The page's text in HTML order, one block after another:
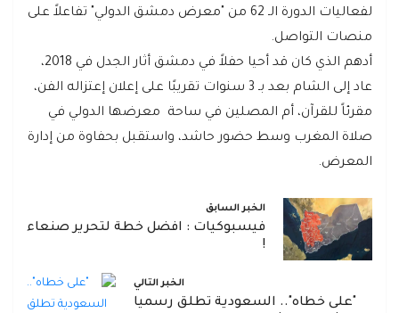
لفعاليات الدورة الـ 62 من "معرض دمشق الدولي" تفاعلاً على
منصات التواصل.
أدهم الذي كان قد أحيا حفلاً في دمشق أثار الجدل في 2018،
عاد إلى الشام بعد بـ 3 سنوات تقريبًا على إعلان إعتزاله الفن،
مقرئاً للقرآن، أم المصلين في ساحة معرضها الدولي في
صلاة المغرب وسط حضور حاشد، واستقبل بحفاوة من إدارة
المعرض.
الخبر السابق
فيسبوكيات : افضل خطة لتحرير صنعاء
!
الخبر التالي
"على خطاه".. السعودية تطلق رسميا